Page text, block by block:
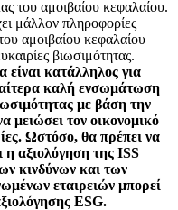
του αμοιβαίου κεφαλαίου.
μάλλον πληροφορίες
αμοιβαίου κεφαλαίου
βιωσιμότητας.
είναι κατάλληλος για
καλή ενσωμάτωση
με βάση την
μειώσει τον οικονομικό
Ωστόσο, θα πρέπει να
η αξιολόγηση της ISS
κινδύνων και των
εταιρειών μπορεί
ESG.